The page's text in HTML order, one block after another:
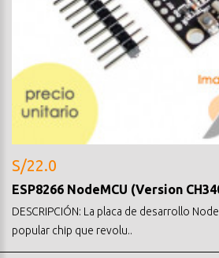
S/22.0
ESP8266 NodeMCU (Version
DESCRIPCIÓN: La placa de desarrollo
popular chip que revolu..